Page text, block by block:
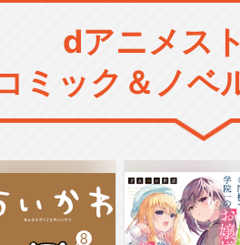
dアニメス
ミック＆ノベ